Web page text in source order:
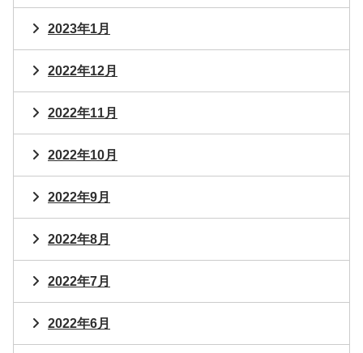
2023年1月
2022年12月
2022年11月
2022年10月
2022年9月
2022年8月
2022年7月
2022年6月